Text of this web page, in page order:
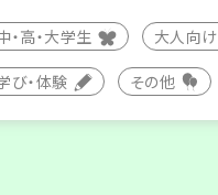
・高・大学生 大人向け
び・体験 その他